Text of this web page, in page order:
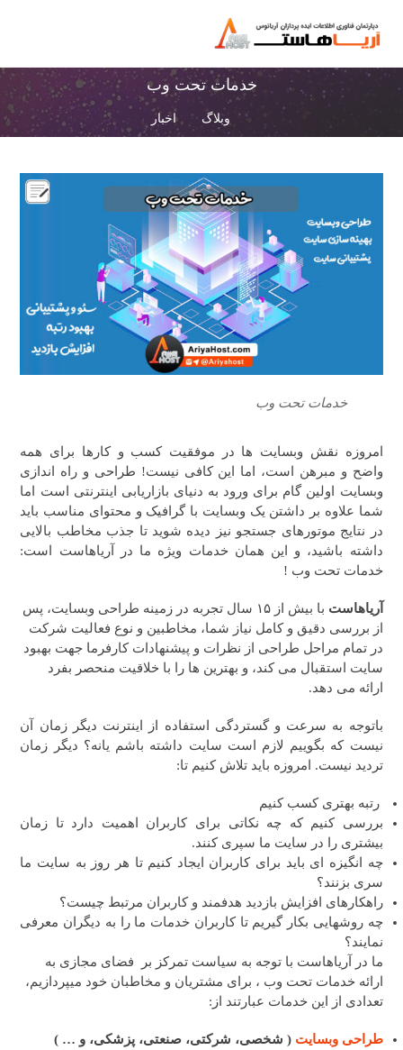
خدمات تحت وب
وبلاگ اخبار
خدمات تحت وب
امروزه نقش وبسایت ها در موفقیت کسب و کارها برای همه
واضح و مبرهن است، اما این کافی نیست! طراحی و راه اندازی
وبسایت اولین گام برای ورود به دنیای بازاریابی اینترنتی است اما
شما علاوه بر داشتن یک وبسایت با گرافیک و محتوای مناسب باید
در نتایج موتورهای جستجو نیز دیده شوید تا جذب مخاطب بالایی
داشته باشید، و این همان خدمات ویژه ما در آریاهاست است:
خدمات تحت وب !
آریاهاست
با بیش از ۱۵ سال تجربه در زمینه طراحی وبسایت، پس
از بررسی دقیق و کامل نیاز شما، مخاطبین و نوع فعالیت شرکت
در تمام مراحل طراحی از نظرات و پیشنهادات کارفرما جهت بهبود
سایت استقبال می کند، و بهترین ها را با خلاقیت منحصر بفرد
ارائه می دهد.
باتوجه به سرعت و گستردگی استفاده از اینترنت دیگر زمان آن
نیست که بگوییم لازم است سایت داشته باشم یانه؟ دیگر زمان
تردید نیست. امروزه باید تلاش کنیم تا:
رتبه بهتری کسب کنیم
بررسی کنیم که چه نکاتی برای کاربران اهمیت دارد تا زمان
بیشتری را در سایت ما سپری کنند.
چه انگیزه ای باید برای کاربران ایجاد کنیم تا هر روز به سایت ما
سری بزنند؟
راهکارهای افزایش بازدید هدفمند و کاربران مرتبط چیست؟
چه روشهایی بکار گیریم تا کاربران خدمات ما را به دیگران معرفی
نمایند؟
ما در آریاهاست با توجه به سیاست تمرکز بر فضای مجازی به
ارائه خدمات تحت وب ، برای مشتریان و مخاطبان خود میپردازیم،
تعدادی از این خدمات عبارتند از:
طراحی وبسایت ( شخصی، شرکتی، صنعتی، پزشکی، و … )